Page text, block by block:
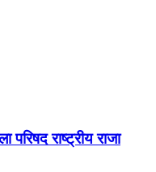
राष्ट्रीय राजा